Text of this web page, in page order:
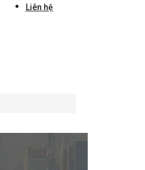
Liên hệ